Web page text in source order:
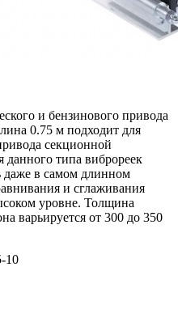
и бензинового привода
0.75 м подходит для
секционной
типа виброреек
даже в самом длинном
и сглаживания
уровне. Толщина
варьируется от 300 до 350
10